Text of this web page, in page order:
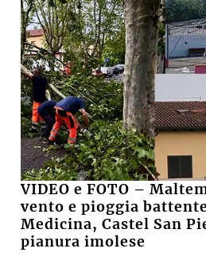
VIDEO e FOTO –
vento e pioggia
Medicina, Castel San
pianura imolese